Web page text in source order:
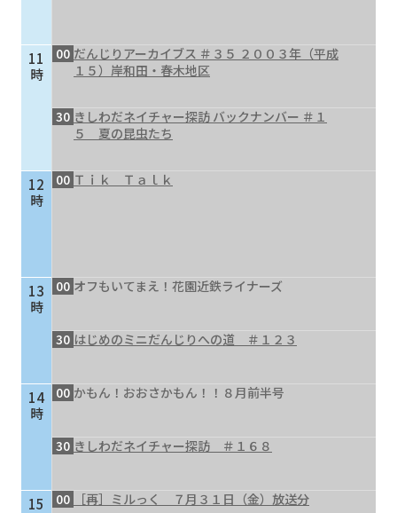
11
時
12
時
13
時
14
時
15
00 だんじりアーカイブス ＃３５ ２００３年（平成
１５）岸和田・春木地区
30 きしわだネイチャー探訪 バックナンバー ＃１
５ 夏の昆虫たち
00 Ｔｉｋ Ｔａｌｋ
00 オフもいてまえ！花園近鉄ライナーズ
30 はじめのミニだんじりへの道 ＃１２３
00 かもん！おおさかもん！！８月前半号
30 きしわだネイチャー探訪 ＃１６８
00 ［再］ミルっく ７月３１日（金）放送分